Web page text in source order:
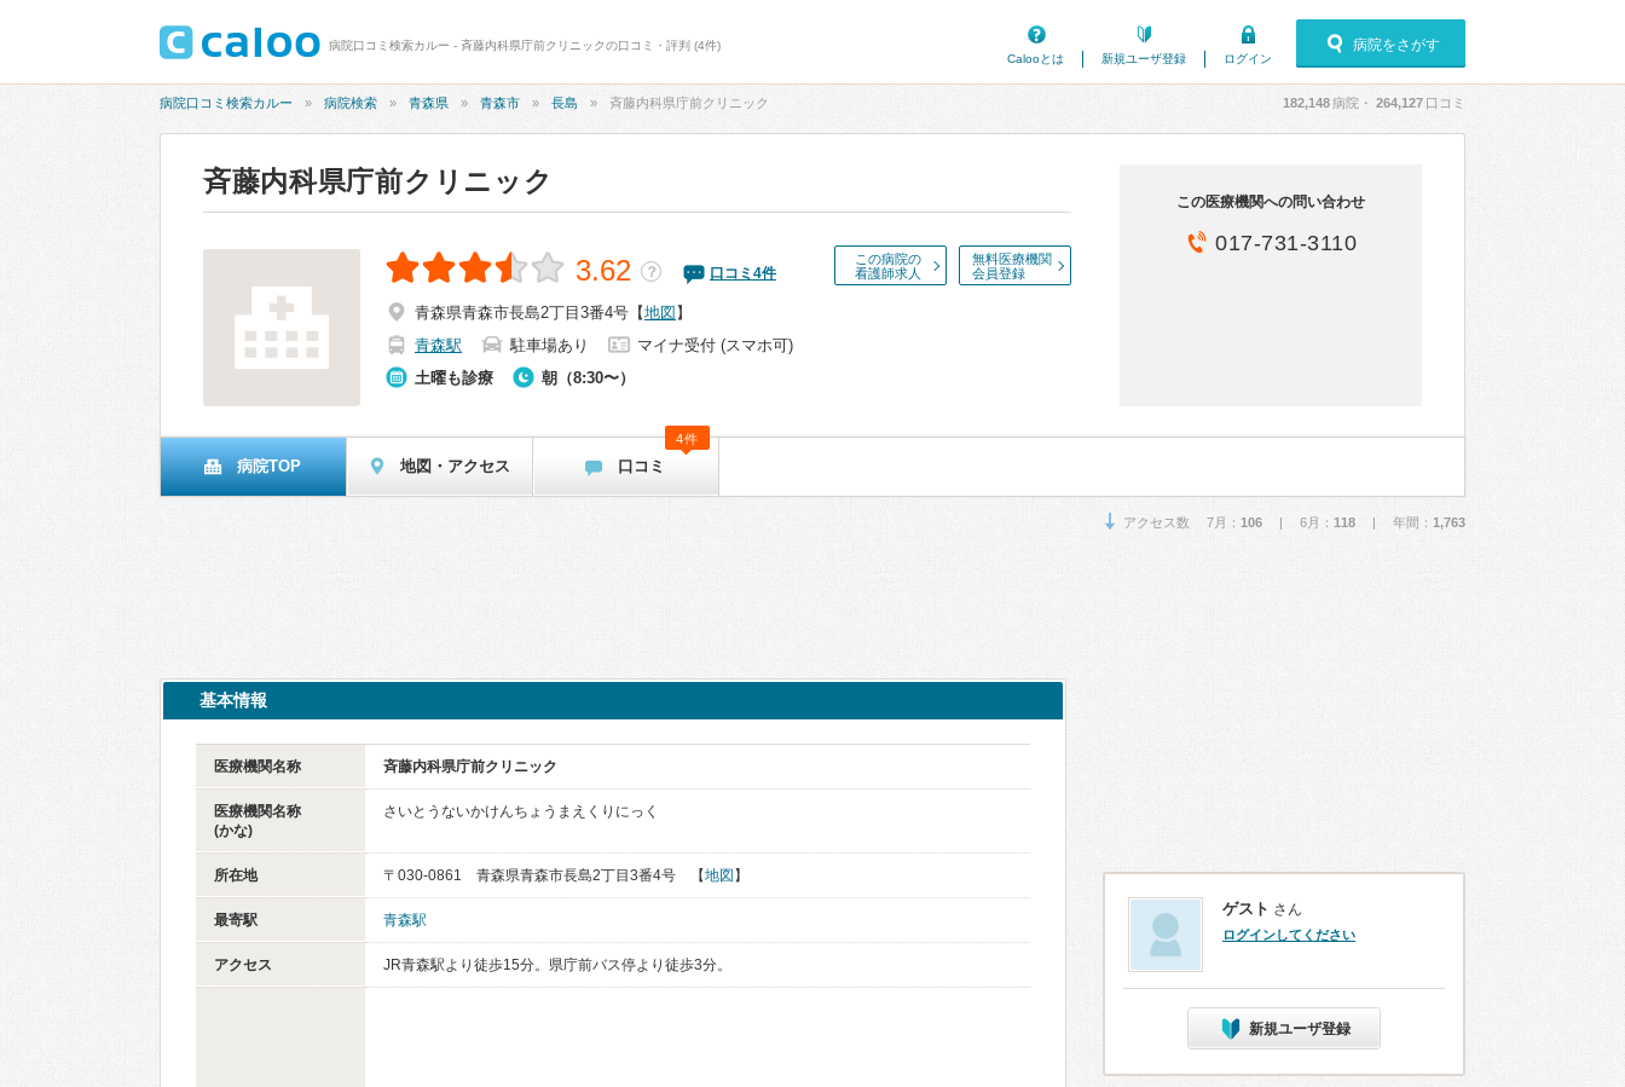
病院口コミ検索カルー - 斉藤内科県庁前クリニックの口コミ・評判 (4件)
Calooとは
新規ユーザ登録 ログイン
病院をさがす
病院口コミ検索カルー 病院検索 青森県 青森市 長島 斉藤内科県庁前クリニック 182,148病院・ 264,127 口コミ
斉藤内科県庁前クリニック
この病院の
看護師求人
無料医療機関
会員登録
3.62 ？ 口コミ 4件
青森県青森市長島2丁目3番4号 【地図 】
青森駅
駐車場あり
マイナ受付 (スマホ可)
土曜も診療
朝（8:30〜）
この医療機関への問い合わせ
017-731-3110
病院TOP 地図・アクセス 口コミ
4件
アクセス数 7月： 106 | 6月： 118 | 年間： 1,763
基本情報
医療機関名称 斉藤内科県庁前クリニック
医療機関名称
(かな)
さいとうないかけんちょうまえくりにっく
所在地 〒030-0861 青森県青森市長島2丁目3番4号 【地図 】
最寄駅 青森駅
アクセス JR青森駅より徒歩15分。県庁前バス停より徒歩3分。
ゲスト さん
ログインしてください
新規ユーザ登録